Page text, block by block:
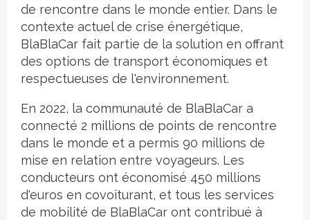
de rencontre dans le monde entier. Dans le
contexte actuel de crise énergétique,
BlaBlaCar fait partie de la solution en offrant
des options de transport économiques et
respectueuses de l'environnement.
En 2022, la communauté de BlaBlaCar a
connecté 2 millions de points de rencontre
dans le monde et a permis 90 millions de
mise en relation entre voyageurs. Les
conducteurs ont économisé 450 millions
d'euros en covoiturant, et tous les services
de mobilité de BlaBlaCar ont contribué à